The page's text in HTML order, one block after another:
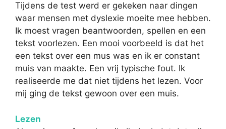
Tijdens de test werd er gekeken naar dingen
waar mensen met dyslexie moeite mee hebben.
Ik moest vragen beantwoorden, spellen en een
tekst voorlezen. Een mooi voorbeeld is dat het
een tekst over een mus was en ik er constant
muis van maakte. Een vrij typische fout. Ik
realiseerde me dat niet tijdens het lezen. Voor
mij ging de tekst gewoon over een muis.
Lezen